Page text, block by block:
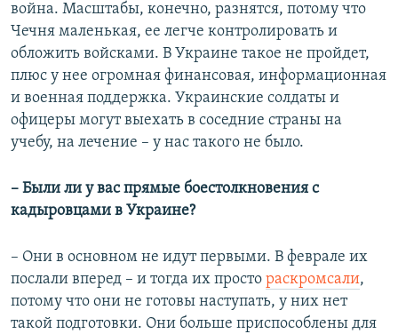
война. Масштабы, конечно, разнятся, потому что
Чечня маленькая, ее легче контролировать и
обложить войсками. В Украине такое не пройдет,
плюс у нее огромная финансовая, информационная
и военная поддержка. Украинские солдаты и
офицеры могут выехать в соседние страны на
учебу, на лечение – у нас такого не было.
– Были ли у вас прямые боестолкновения с
кадыровцами в Украине?
– Они в основном не идут первыми. В феврале их
послали вперед – и тогда их просто раскромсали,
потому что они не готовы наступать, у них нет
такой подготовки. Они больше приспособлены для